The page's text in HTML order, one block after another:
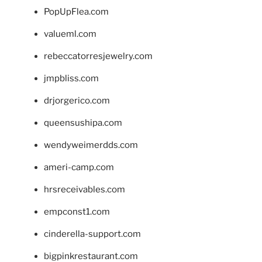
PopUpFlea.com
valueml.com
rebeccatorresjewelry.com
jmpbliss.com
drjorgerico.com
queensushipa.com
wendyweimerdds.com
ameri-camp.com
hrsreceivables.com
empconst1.com
cinderella-support.com
bigpinkrestaurant.com